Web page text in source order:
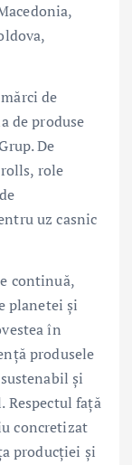
de
de produse
De
role
uz casnic
continuă,
planetei și
în
produsele
și
față
concretizat
producției și